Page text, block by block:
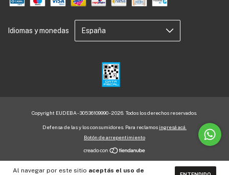
Al navegar por este sitio aceptás el uso de
Idiomas y monedas
Copyright EUDEBA - 30536109990 - 2026. Todos los derechos reservados.
Defensa de las y los consumidores. Para reclamos ingresá acá.
Botón de arrepentimiento